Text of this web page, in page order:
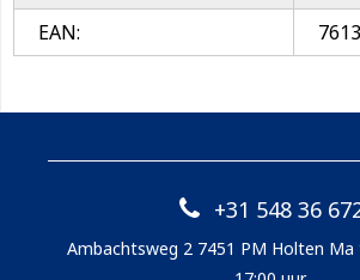
EAN:
+31 548 36
Ambachtsweg 2 7451 PM Holten